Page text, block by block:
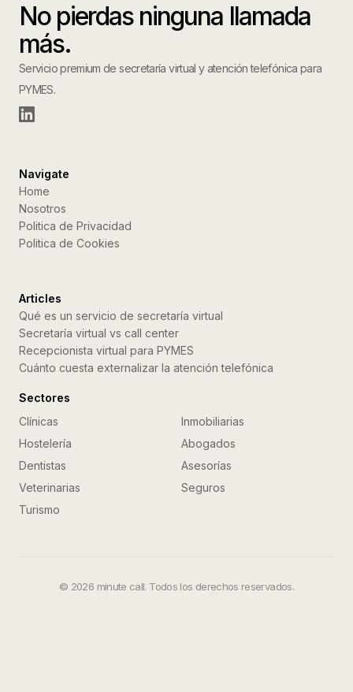
No pierdas ninguna llamada
más.
Servicio premium de secretaría virtual y atención telefónica para
PYMES.
Navigate
Home
Nosotros
Politica de Privacidad
Politica de Cookies
Articles
Qué es un servicio de secretaría virtual
Secretaría virtual vs call center
Recepcionista virtual para PYMES
Cuánto cuesta externalizar la atención telefónica
Sectores
Clínicas
Inmobiliarias
Hostelería
Abogados
Dentistas
Asesorías
Veterinarias
Seguros
Turismo
© 2026 minute call. Todos los derechos reservados.